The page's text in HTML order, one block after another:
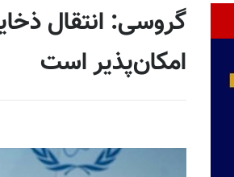
گروسی: انتقال
امکان‌پذیر است